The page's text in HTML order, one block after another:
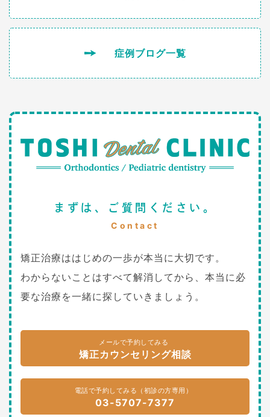
症例ブログ一覧
まずは、ご質問ください。
Contact
矯正治療ははじめの一歩が本当に大切です。
わからないことはすべて解消してから、本当に必
要な治療を一緒に探していきましょう。
メールで予約してみる
矯正カウンセリング相談
電話で予約してみる（初診の方専用）
03-5707-7377